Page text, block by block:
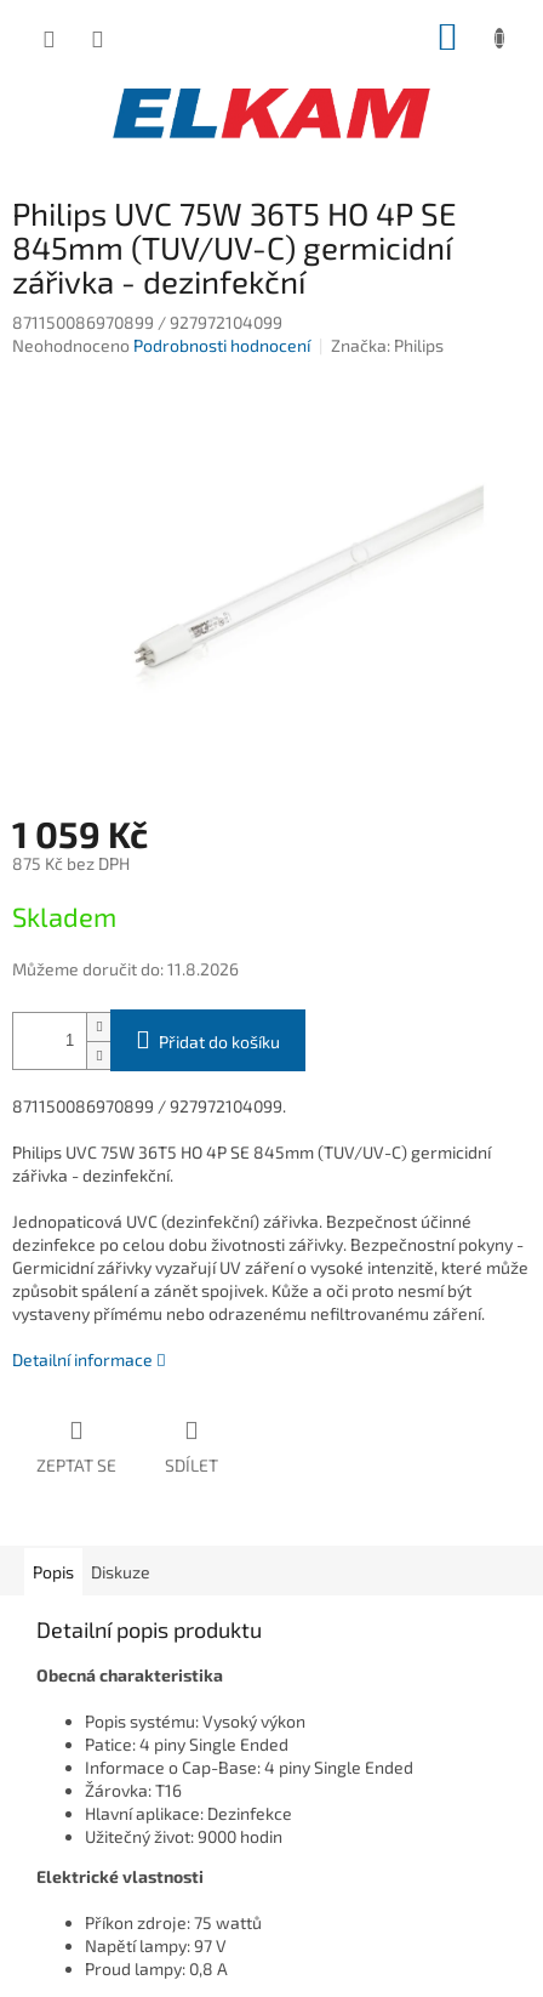
Philips UVC 75W 36T5 HO 4P SE
845mm (TUV/UV-C) germicidní
zářivka - dezinfekční
871150086970899 / 927972104099
Průměrné
Neohodnoceno Podrobnosti hodnocení Značka: Philips
1 059 Kč
875 Kč bez DPH
cena:
Skladem
Můžeme doručit do:11.8.2026
Přidat do košíku
871150086970899 / 927972104099.
Philips UVC 75W 36T5 HO 4P SE 845mm (TUV/UV-C) germicidní
zářivka - dezinfekční.
Jednopaticová UVC (dezinfekční) zářivka. Bezpečnost účinné
dezinfekce po celou dobu životnosti zářivky. Bezpečnostní pokyny -
Germicidní zářivky vyzařují UV záření o vysoké intenzitě, které může
způsobit spálení a zánět spojivek. Kůže a oči proto nesmí být
vystaveny přímému nebo odrazenému nefiltrovanému záření.
Detailní informace
ZEPTAT SE SDÍLET
Popis Diskuze
Detailní popis produktu
Obecná charakteristika
Popis systému:Vysoký výkon
Patice:4 piny Single Ended
Informace o Cap-Base:4 piny Single Ended
Žárovka:T16
Hlavní aplikace: Dezinfekce
Užitečný život:9000 hodin
Elektrické vlastnosti
Příkon zdroje:75 wattů
Napětí lampy:97 V
Proud lampy: 0,8 A